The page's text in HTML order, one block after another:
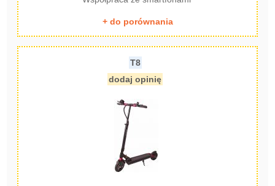
+ do porównania
T8
dodaj opinię